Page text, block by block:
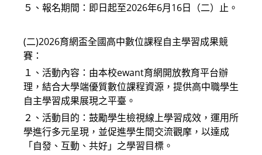
５、報名期間：即日起至2026年6月16日（二）止。
(二)2026育網盃全國高中數位課程自主學習成果競
賽：
１、活動內容：由本校ewant育網開放教育平台辦
理，結合大學端優質數位課程資源，提供高中職學生
自主學習成果展現之平臺。
２、活動目的：鼓勵學生檢視線上學習成效，運用所
學進行多元呈現，並促進學生間交流觀摩，以達成
「自發、互動、共好」之學習目標。